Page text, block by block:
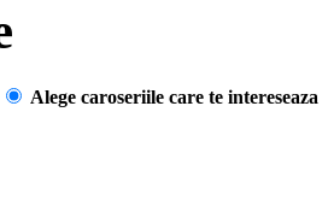
Alege caroseriile care te intereseaza